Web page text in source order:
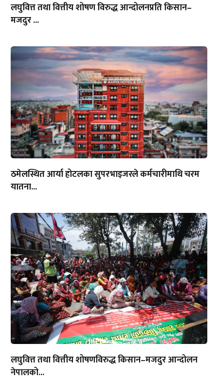
लघुवित्त तथा वित्तीय शोषण विरुद्ध आन्दोलनप्रति किसान–
मजदुर ...
ठमेलस्थित आर्या होटलका सुपरभाइजरले कर्मचारीमाथि चरम
यातना...
लघुवित्त तथा वित्तीय शोषणविरुद्ध किसान–मजदुर आन्दोलन
नेपालको...